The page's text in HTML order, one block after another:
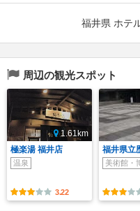
福井県 ホテ
周辺の観光スポット
1.61km
極楽湯 福井店
温泉
3.22
福井県立
美術館・